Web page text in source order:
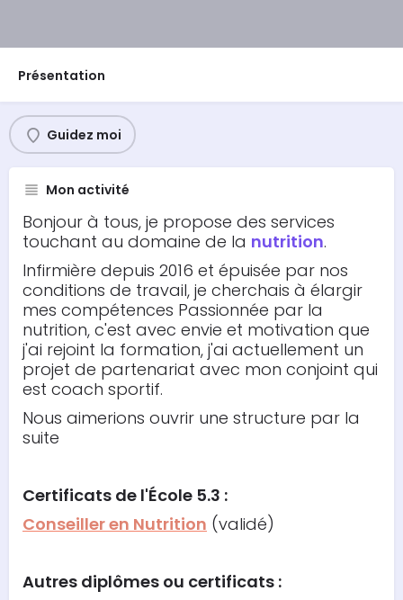
Présentation
Guidez moi
Mon activité
Bonjour à tous, je propose des services
touchant au domaine de la nutrition.
Infirmière depuis 2016 et épuisée par nos
conditions de travail, je cherchais à élargir
mes compétences Passionnée par la
nutrition, c'est avec envie et motivation que
j'ai rejoint la formation, j'ai actuellement un
projet de partenariat avec mon conjoint qui
est coach sportif.
Nous aimerions ouvrir une structure par la
suite
Certificats de l'École 5.3 :
Conseiller en Nutrition (validé)
Autres diplômes ou certificats :